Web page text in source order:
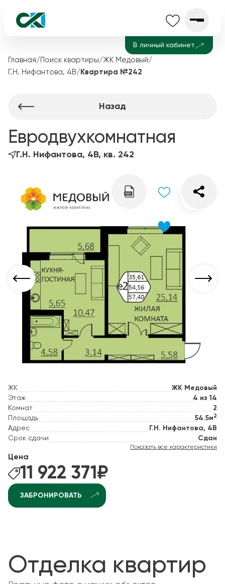
В личный кабинет
Главная/ Поиск квартиры/ЖК Медовый/
Г.Н. Нифантова, 4В/ Квартира №242
Назад
Евродвухкомнатная
Г.Н. Нифантова, 4В, кв. 242
ЖК
ЖК Медовый
Этаж
4 из 14
Комнат
2
Площадь
54.5м 2
Адрес
Г.Н. Нифантова, 4В
Срок сдачи
Сдан
Показать все характеристики
Цена
11 922 371 ₽
ЗАБРОНИРОВАТЬ
Отделка квартир